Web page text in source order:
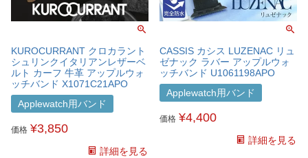
KUROCURRANT クロカラント
シュリンクイタリアンレザーベ
ルト カーフ 牛革 アップルウォ
ッチバンド X1071C21APO
Applewatch用バンド
価格 ¥3,850
詳細を見る
CASSIS カシス LUZENAC リュ
ゼナック ラバー アップルウォ
ッチバンド U1061198APO
Applewatch用バンド
価格 ¥4,400
詳細を見る